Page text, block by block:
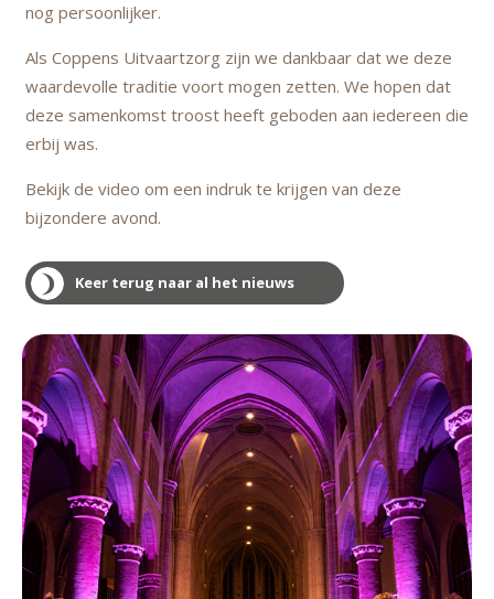
nog persoonlijker.
Als Coppens Uitvaartzorg zijn we dankbaar dat we deze
waardevolle traditie voort mogen zetten. We hopen dat
deze samenkomst troost heeft geboden aan iedereen die
erbij was.
Bekijk de video om een indruk te krijgen van deze
bijzondere avond.
Keer terug naar al het nieuws